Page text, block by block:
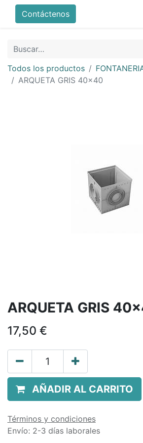
Contáctenos
Todos los productos
ARQUETA GRIS 40x40
ARQUETA GRIS
17,50 €
AÑADIR AL CARRITO
Términos y condiciones
Envío: 2-3 días laborales